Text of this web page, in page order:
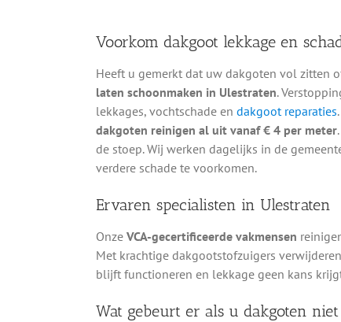
Voorkom dakgoot lekkage en
Heeft u gemerkt dat uw dakgoten vol zitten
laten schoonmaken in Ulestraten.
lekkages, vochtschade en dakgoot reparaties
dakgoten reinigen al uit vanaf € 4 per meter
de stoep. Wij werken dagelijks in de
verdere schade te voorkomen.
Ervaren specialisten in Ulestraten
Onze VCA-gecertificeerde vakmensen
Met krachtige dakgootstofzuigers
blijft functioneren en lekkage geen kans
Wat gebeurt er als u dakgoten